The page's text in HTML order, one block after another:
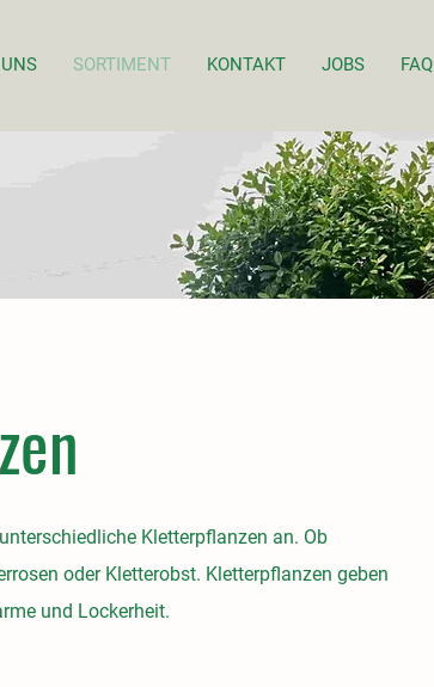
SORTIMENT KONTAKT JOBS FAQ
Kletterpflanzen an. Ob
oder Kletterobst. Kletterpflanzen geben
und Lockerheit.